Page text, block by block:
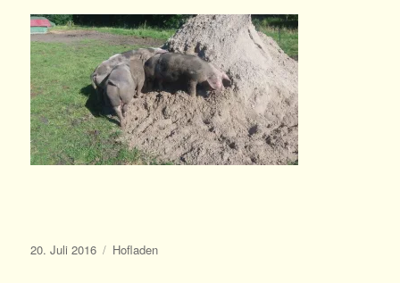
Veröffentlicht
20. Juli 2016 Kategorien
Hofladen